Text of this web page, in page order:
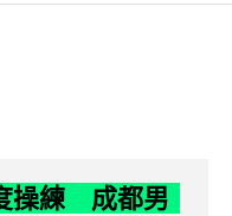
操練 成都男